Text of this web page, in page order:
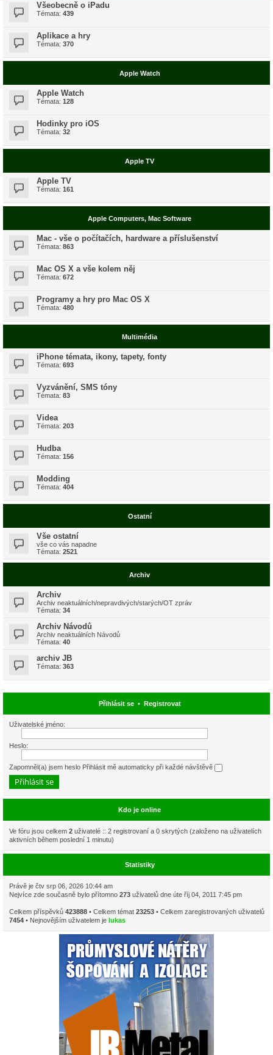
Všeobecně o iPadu
Témata: 439
Aplikace a hry
Témata: 370
Apple Watch
Apple Watch
Témata: 128
Hodinky pro iOS
Témata: 32
Apple TV
Apple TV
Témata: 161
Apple Computers, Mac Software
Mac - vše o počítačích, hardware a příslušenství
Témata: 863
Mac OS X a vše kolem něj
Témata: 672
Programy a hry pro Mac OS X
Témata: 480
Multimédia
iPhone témata, ikony, tapety, fonty
Témata: 693
Vyzvánění, SMS tóny
Témata: 83
Videa
Témata: 203
Hudba
Témata: 156
Modding
Témata: 404
Ostatní
Vše ostatní
vše co vás napadne
Témata: 2521
Archiv
Archiv
Archiv neaktuálních/nepravdivých/starých/OT zpráv
Témata: 34
Archiv Návodů
Archiv neaktuálních Návodů
Témata: 40
archiv JB
Témata: 363
Přihlásit se• Registrovat
Uživatelské jméno:
Heslo:
Zapomněl(a) jsem heslo Přihlásit mě automaticky při každé návštěvě
Kdo je online
Ve fóru jsou celkem 2 uživatelé :: 2 registrovaní a 0 skrytých (založeno na uživatelích
aktivních během poslední 1 minutu)
Statistiky
Právě je čtv srp 06, 2026 10:44 am
Nejvíce zde současně bylo přítomno 273 uživatelů dne úte říj 04, 2011 7:45 pm
Celkem příspěvků 423888 • Celkem témat 23253 • Celkem zaregistrovaných uživatelů
7454 • Nejnovějším uživatelem je lukas